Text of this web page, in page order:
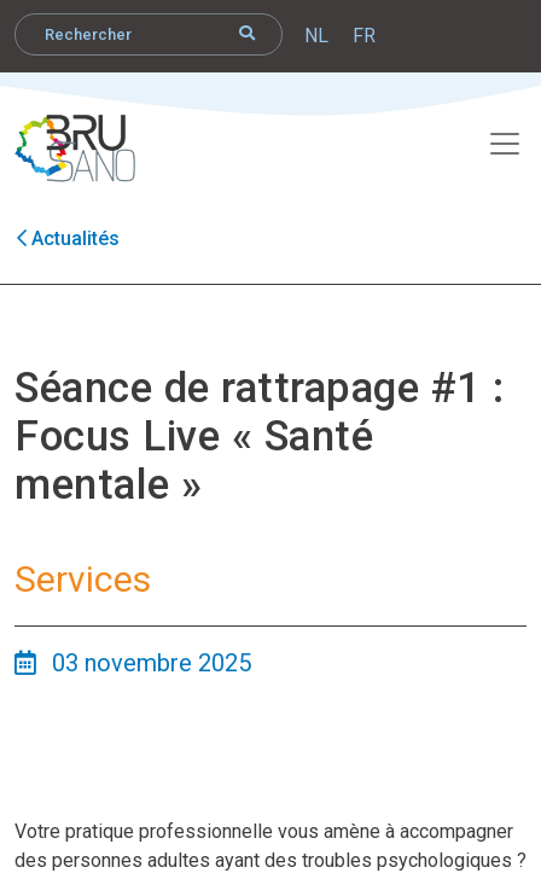
NL FR
Actualités
Séance de rattrapage #1 :
Focus Live « Santé
mentale »
Services
03 novembre 2025
Votre pratique professionnelle vous amène à accompagner
des personnes adultes ayant des troubles psychologiques ?